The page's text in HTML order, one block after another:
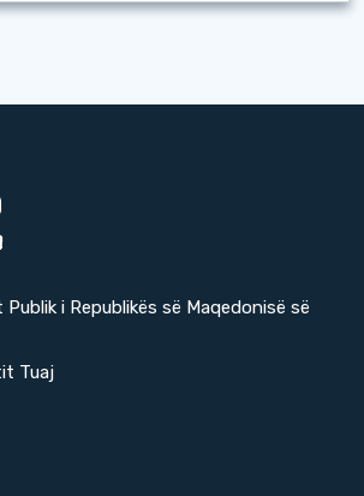
i Republikës së Maqedonisë së
Tuaj